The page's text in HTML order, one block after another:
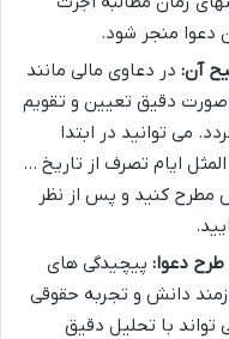
دعوا منجر شود.
آن: در دعاوی مالی مانند
صورت دقیق تعیین و تقویم
می توانید در ابتدا
ایام تصرف از تاریخ …
مطرح کنید و پس از نظر
دعوا: پیچیدگی های
دانش و تجربه حقوقی
با تحلیل دقیق